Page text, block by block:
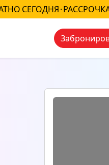
СЕГОДНЯ ·